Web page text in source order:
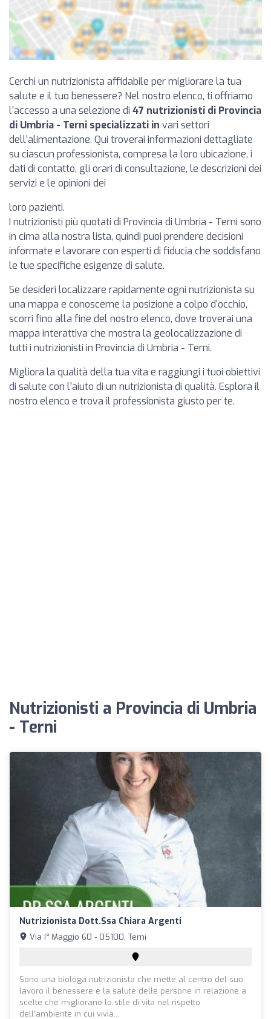
Cerchi un nutrizionista affidabile per migliorare la tua
salute e il tuo benessere? Nel nostro elenco, ti offriamo
l'accesso a una selezione di 47 nutrizionisti di Provincia
di Umbria - Terni specializzati in vari settori
dell'alimentazione. Qui troverai informazioni dettagliate
su ciascun professionista, compresa la loro ubicazione, i
dati di contatto, gli orari di consultazione, le descrizioni dei
servizi e le opinioni dei
loro pazienti.
I nutrizionisti più quotati di Provincia di Umbria - Terni sono
in cima alla nostra lista, quindi puoi prendere decisioni
informate e lavorare con esperti di fiducia che soddisfano
le tue specifiche esigenze di salute.
Se desideri localizzare rapidamente ogni nutrizionista su
una mappa e conoscerne la posizione a colpo d'occhio,
scorri fino alla fine del nostro elenco, dove troverai una
mappa interattiva che mostra la geolocalizzazione di
tutti i nutrizionisti in Provincia di Umbria - Terni.
Migliora la qualità della tua vita e raggiungi i tuoi obiettivi
di salute con l'aiuto di un nutrizionista di qualità. Esplora il
nostro elenco e trova il professionista giusto per te.
Nutrizionisti a Provincia di Umbria
- Terni
Nutrizionista Dott.ssa Chiara Argenti
Via I° Maggio 60 - 05100, Terni
Sono una biologa nutrizionista che mette al centro del suo
lavoro il benessere e la salute delle persone in relazione a
scelte che migliorano lo stile di vita nel rispetto
dell’ambiente in cui vivia...